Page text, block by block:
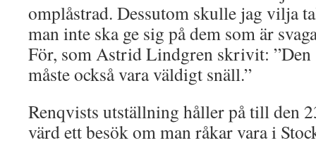
omplåstrad. Dessutom skulle jag vilja
man inte ska ge sig på dem som är
För, som Astrid Lindgren skrivit: ”Den
måste också vara väldigt snäll.”
Renqvists utställning håller på till den
värd ett besök om man råkar vara i